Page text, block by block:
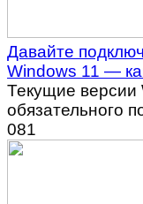
Давайте
Windows 11 —
Текущие версии
обязательного
081